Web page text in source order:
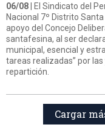
06/08 | El Sindicato del
Nacional 7º Distrito Santa
apoyo del Concejo
santafesina, al ser
municipal, esencial y
tareas realizadas” por
repartición.
Cargar